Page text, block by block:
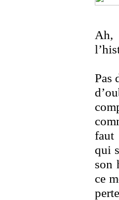
Ah,
Pas
faut
qui
son
ce